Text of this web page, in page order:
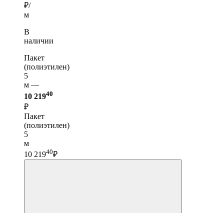
₽/
м
В
наличии
Пакет
(полиэтилен)
5
м —
10 21940
₽
Пакет
(полиэтилен)
5
м
10 21940₽